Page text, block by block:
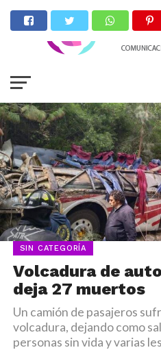
SIN CATEGORÍA
Volcadura de
deja 27 muertos
Un camión de pasajeros
volcadura, dejando como
personas sin vida y varias